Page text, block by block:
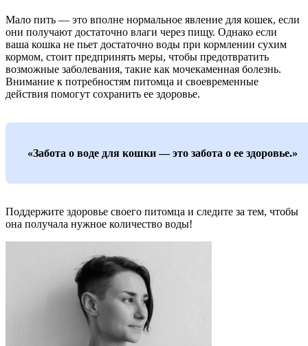
Мало пить — это вполне нормальное явление для кошек, если
они получают достаточно влаги через пищу. Однако если
ваша кошка не пьет достаточно воды при кормлении сухим
кормом, стоит предпринять меры, чтобы предотвратить
возможные заболевания, такие как мочекаменная болезнь.
Внимание к потребностям питомца и своевременные
действия помогут сохранить ее здоровье.
«Забота о воде для кошки — это забота о ее здоровье.»
Поддержите здоровье своего питомца и следите за тем, чтобы
она получала нужное количество воды!